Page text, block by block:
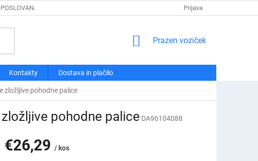
REKLAMACIJE IN VRAČILA
Prijava
NAKUPOVALNI
Prazen voziček
Kontakty Dostava in plačilo
zložljive pohodne palice
zložljive pohodne palice DA96104088
€26,29 / kos